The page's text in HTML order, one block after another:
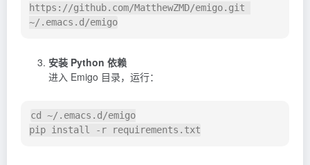
https://github.com/MatthewZMD/emigo.git
安装 Python 依赖
进入 Emigo 目录，运行：
cd ~/.emacs.d/emigo